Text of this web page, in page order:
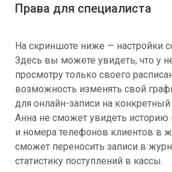
Права для специалиста
На скриншоте ниже — настройки
Здесь вы можете увидеть, что у
просмотру только своего
возможность изменять свой
для онлайн-записи на
Анна не сможет увидеть
и номера телефонов клиентов в
сможет переносить записи в
статистику поступлений в кассы.